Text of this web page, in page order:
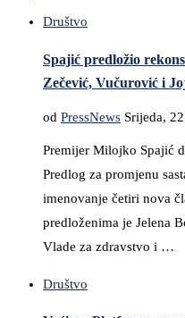
Društvo
Spajić predložio
Zečević, Vučurović i
od PressNews Srijeda,
Premijer Milojko Spajić
Predlog za promjenu
imenovanje četiri nova
predloženima je Jelena
Vlade za zdravstvo i …
Društvo